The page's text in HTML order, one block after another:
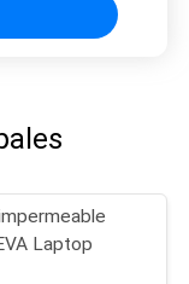
Laptop